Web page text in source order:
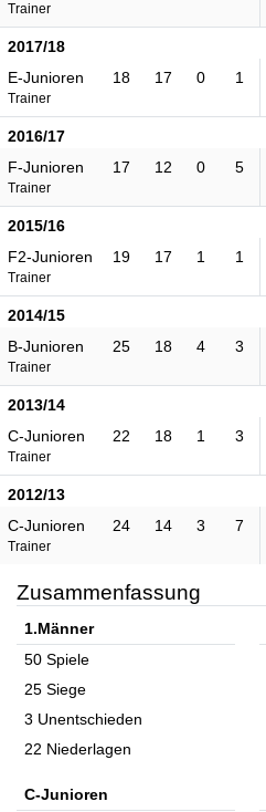
Trainer
2017/18
E-Junioren
Trainer
18 17 0 1
2016/17
F-Junioren
Trainer
17 12 0 5
2015/16
F2-Junioren
Trainer
19 17 1 1
2014/15
B-Junioren
Trainer
25 18 4 3
2013/14
C-Junioren
Trainer
22 18 1 3
2012/13
C-Junioren
Trainer
24 14 3 7
Zusammenfassung
1.Männer
50 Spiele
25 Siege
3 Unentschieden
22 Niederlagen
C-Junioren